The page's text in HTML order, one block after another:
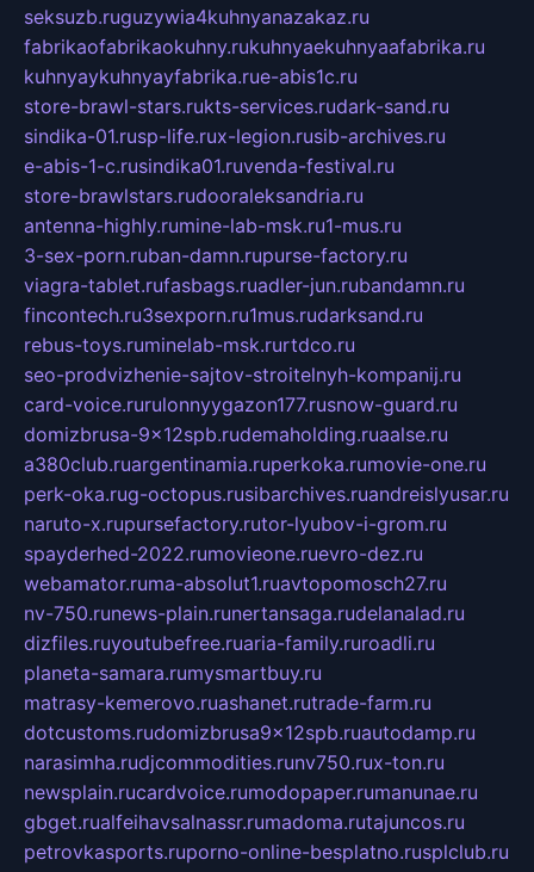
seksuzb.ruguzywia4kuhnyanazakaz.ru
fabrikaofabrikaokuhny.rukuhnyaekuhnyaafabrika.ru
kuhnyaykuhnyayfabrika.rue-abis1c.ru
store-brawl-stars.rukts-services.rudark-sand.ru
sindika-01.rusp-life.rux-legion.rusib-archives.ru
e-abis-1-c.rusindika01.ruvenda-festival.ru
store-brawlstars.rudooraleksandria.ru
antenna-highly.rumine-lab-msk.ru1-mus.ru
3-sex-porn.ruban-damn.rupurse-factory.ru
viagra-tablet.rufasbags.ruadler-jun.rubandamn.ru
fincontech.ru3sexporn.ru1mus.rudarksand.ru
rebus-toys.ruminelab-msk.rurtdco.ru
seo-prodvizhenie-sajtov-stroitelnyh-kompanij.ru
card-voice.rurulonnyygazon177.rusnow-guard.ru
domizbrusa-9x12spb.rudemaholding.ruaalse.ru
a380club.ruargentinamia.ruperkoka.rumovie-one.ru
perk-oka.rug-octopus.rusibarchives.ruandreislyusar.ru
naruto-x.rupursefactory.rutor-lyubov-i-grom.ru
spayderhed-2022.rumovieone.ruevro-dez.ru
webamator.ruma-absolut1.ruavtopomosch27.ru
nv-750.runews-plain.runertansaga.rudelanalad.ru
dizfiles.ruyoutubefree.ruaria-family.ruroadli.ru
planeta-samara.rumysmartbuy.ru
matrasy-kemerovo.ruashanet.rutrade-farm.ru
dotcustoms.rudomizbrusa9x12spb.ruautodamp.ru
narasimha.rudjcommodities.runv750.rux-ton.ru
newsplain.rucardvoice.rumodopaper.rumanunae.ru
gbget.rualfeihavsalnassr.rumadoma.rutajuncos.ru
petrovkasports.ruporno-online-besplatno.rusplclub.ru